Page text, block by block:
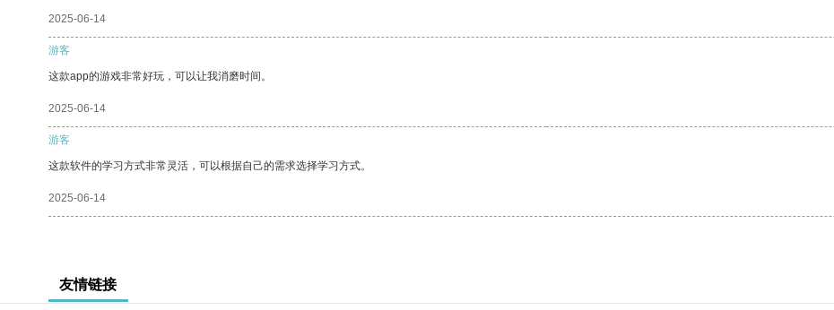
2025-06-14
游客
这款app的游戏非常好玩，可以让我消磨时间。
2025-06-14
游客
这款软件的学习方式非常灵活，可以根据自己的需求选择学习方式。
2025-06-14
友情链接